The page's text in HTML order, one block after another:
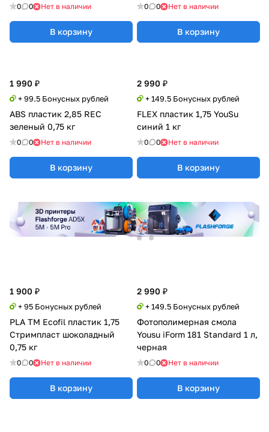
0 0 Нет в наличии
В корзину
1 990 ₽
+ 99.5 Бонусных рублей
ABS пластик 2,85 REC
зеленый 0,75 кг
0 0 Нет в наличии
В корзину
2 990 ₽
+ 149.5 Бонусных рублей
FLEX пластик 1,75 YouSu
синий 1 кг
0 0 Нет в наличии
В корзину
1 900 ₽
+ 95 Бонусных рублей
PLA TM Ecofil пластик 1,75
Стримпласт шоколадный
0,75 кг
0 0 Нет в наличии
В корзину
2 990 ₽
+ 149.5 Бонусных рублей
Фотополимерная смола
Yousu iForm 181 Standard 1 л,
черная
0 0 Нет в наличии
В корзину
0 0 Нет в наличии
В корзину